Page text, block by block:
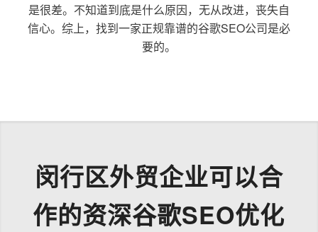
是很差。不知道到底是什么原因，无从改进，丧失自
信心。综上，找到一家正规靠谱的谷歌SEO公司是必
要的。
闵行区外贸企业可以合
作的资深谷歌SEO优化